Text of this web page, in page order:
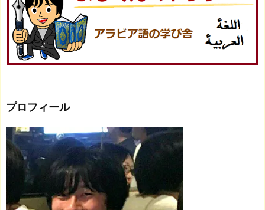
プロフィール